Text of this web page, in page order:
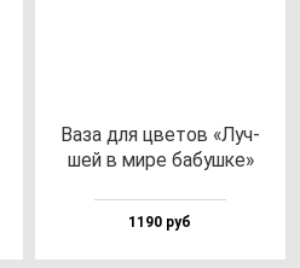
Ваза для цве­тов «Луч­
шей в ми­ре ба­буш­ке»
1190 руб